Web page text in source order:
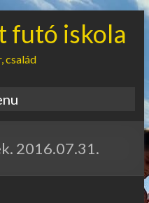
futó iskola
család
2016.07.31.